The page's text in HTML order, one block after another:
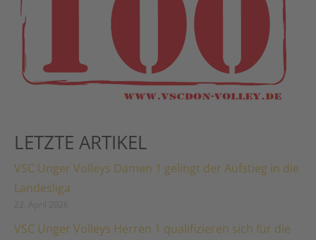
LETZTE ARTIKEL
VSC Unger Volleys Damen 1 gelingt der Aufstieg in die
Landesliga
VSC Unger Volleys Herren 1 qualifizieren sich für die